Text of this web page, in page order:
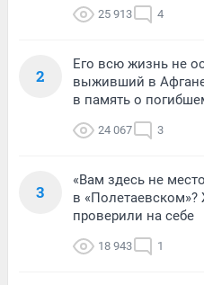
25 913 4
2
Его всю жизнь не
выживший в
в память о
24 067 3
3
«Вам здесь не
в «Полетаевском»?
проверили на себе
18 943 1